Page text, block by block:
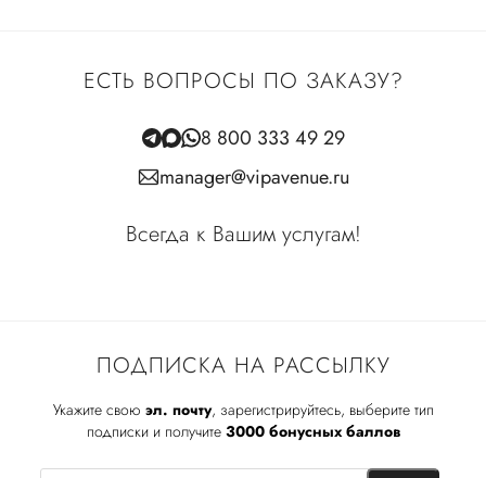
ПОДПИСКА НА РАССЫЛКУ
Укажите свою эл. почту, зарегистрируйтесь, выберите тип
подписки и получите 3000 бонусных баллов
ЕСТЬ ВОПРОСЫ ПО ЗАКАЗУ?
8 800 333 49 29
manager@vipavenue.ru
Всегда к Вашим услугам!